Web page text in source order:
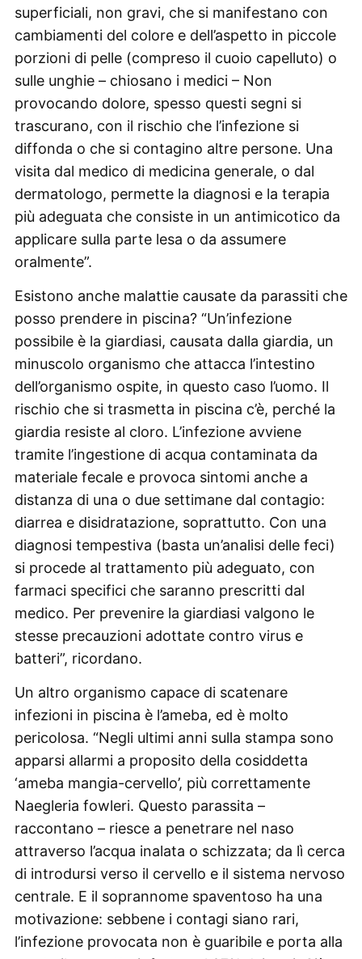
superficiali, non gravi, che si manifestano con
cambiamenti del colore e dell’aspetto in piccole
porzioni di pelle (compreso il cuoio capelluto) o
sulle unghie – chiosano i medici – Non
provocando dolore, spesso questi segni si
trascurano, con il rischio che l’infezione si
diffonda o che si contagino altre persone. Una
visita dal medico di medicina generale, o dal
dermatologo, permette la diagnosi e la terapia
più adeguata che consiste in un antimicotico da
applicare sulla parte lesa o da assumere
oralmente”.
Esistono anche malattie causate da parassiti che
posso prendere in piscina? “Un’infezione
possibile è la giardiasi, causata dalla giardia, un
minuscolo organismo che attacca l’intestino
dell’organismo ospite, in questo caso l’uomo. Il
rischio che si trasmetta in piscina c’è, perché la
giardia resiste al cloro. L’infezione avviene
tramite l’ingestione di acqua contaminata da
materiale fecale e provoca sintomi anche a
distanza di una o due settimane dal contagio:
diarrea e disidratazione, soprattutto. Con una
diagnosi tempestiva (basta un’analisi delle feci)
si procede al trattamento più adeguato, con
farmaci specifici che saranno prescritti dal
medico. Per prevenire la giardiasi valgono le
stesse precauzioni adottate contro virus e
batteri”, ricordano.
Un altro organismo capace di scatenare
infezioni in piscina è l’ameba, ed è molto
pericolosa. “Negli ultimi anni sulla stampa sono
apparsi allarmi a proposito della cosiddetta
‘ameba mangia-cervello’, più correttamente
Naegleria fowleri. Questo parassita –
raccontano – riesce a penetrare nel naso
attraverso l’acqua inalata o schizzata; da lì cerca
di introdursi verso il cervello e il sistema nervoso
centrale. E il soprannome spaventoso ha una
motivazione: sebbene i contagi siano rari,
l’infezione provocata non è guaribile e porta alla